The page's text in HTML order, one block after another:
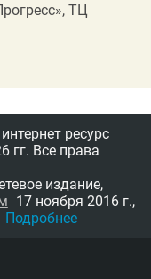
ТЦ
ресурс
гг. Все права
издание,
17 ноября 2016 г.,
Подробнее